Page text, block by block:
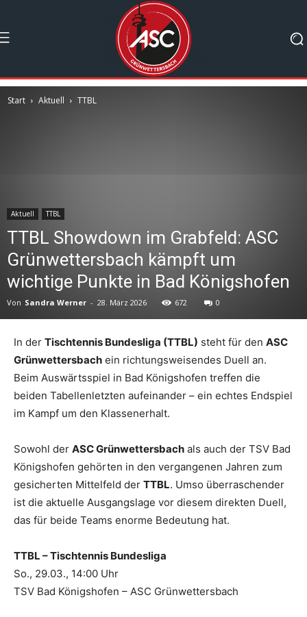
Start Aktuell TTBL
Aktuell TTBL
TTBL Showdown im Grabfeld: ASC
Grünwettersbach kämpft um
wichtige Punkte in Bad Königshofen
Von Sandra Werner - 28. März 2026 672 0
In der Tischtennis Bundesliga (TTBL) steht für den ASC
Grünwettersbach ein richtungsweisendes Duell an.
Beim Auswärtsspiel in Bad Königshofen treffen die
beiden Tabellenletzten aufeinander – ein echtes Endspiel
im Kampf um den Klassenerhalt.
Sowohl der ASC Grünwettersbach als auch der TSV Bad
Königshofen gehörten in den vergangenen Jahren zum
gesicherten Mittelfeld der TTBL. Umso überraschender
ist die aktuelle Ausgangslage vor diesem direkten Duell,
das für beide Teams enorme Bedeutung hat.
TTBL – Tischtennis Bundesliga
So., 29.03., 14:00 Uhr
TSV Bad Königshofen – ASC Grünwettersbach